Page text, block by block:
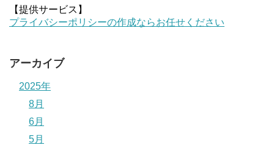
【提供サービス】
プライバシーポリシーの作成ならお任せください
アーカイブ
2025年
8月
6月
5月